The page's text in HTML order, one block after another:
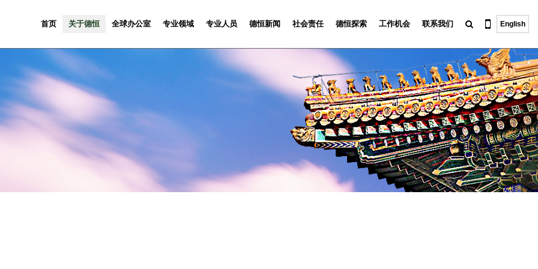
首页 关于德恒 全球办公室 专业领域 专业人员 德恒新闻 社会责任 德恒探索 工作机会 联系我们 English